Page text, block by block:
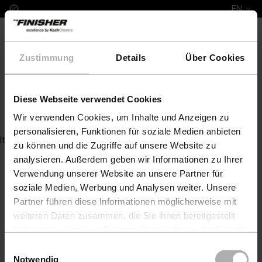
Zustimmung Details Über Cookies
Diese Webseite verwendet Cookies
Wir verwenden Cookies, um Inhalte und Anzeigen zu
personalisieren, Funktionen für soziale Medien anbieten
zu können und die Zugriffe auf unsere Website zu
analysieren. Außerdem geben wir Informationen zu Ihrer
Verwendung unserer Website an unsere Partner für
soziale Medien, Werbung und Analysen weiter. Unsere
Partner führen diese Informationen möglicherweise mit
weiteren Daten zusammen, die Sie ihnen bereitgestellt
Einstellungen zu den Cookies finden Sie unter
Notwendig
EN
Hyper Dryer 20 L
Item not found